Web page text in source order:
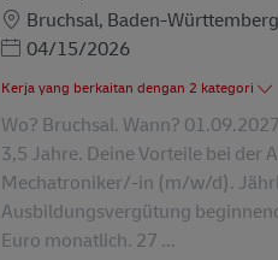
LokasiBruchsal, Baden-
Posted Date
04/15/2026
Kerja yang berkaitan dengan 2 kategori
Wo? Bruchsal. Wann?
3,5 Jahre. Deine Vorteile bei der
Mechatroniker/-in (m/w/d).
Ausbildungsvergütung
Euro monatlich. 27 ...